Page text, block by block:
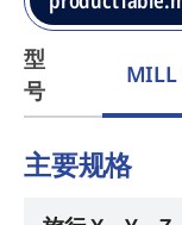
型
号
MILL
主要规格